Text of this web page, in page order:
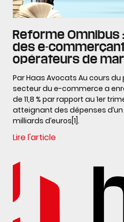
Reforme Omnibus
des e-
opérateurs de
Par Haas Avocats Au cours
secteur du e-commerce a
de 11,8 % par rapport au 1er
atteignant des dépenses
milliards d’euros[1].
Lire l'article